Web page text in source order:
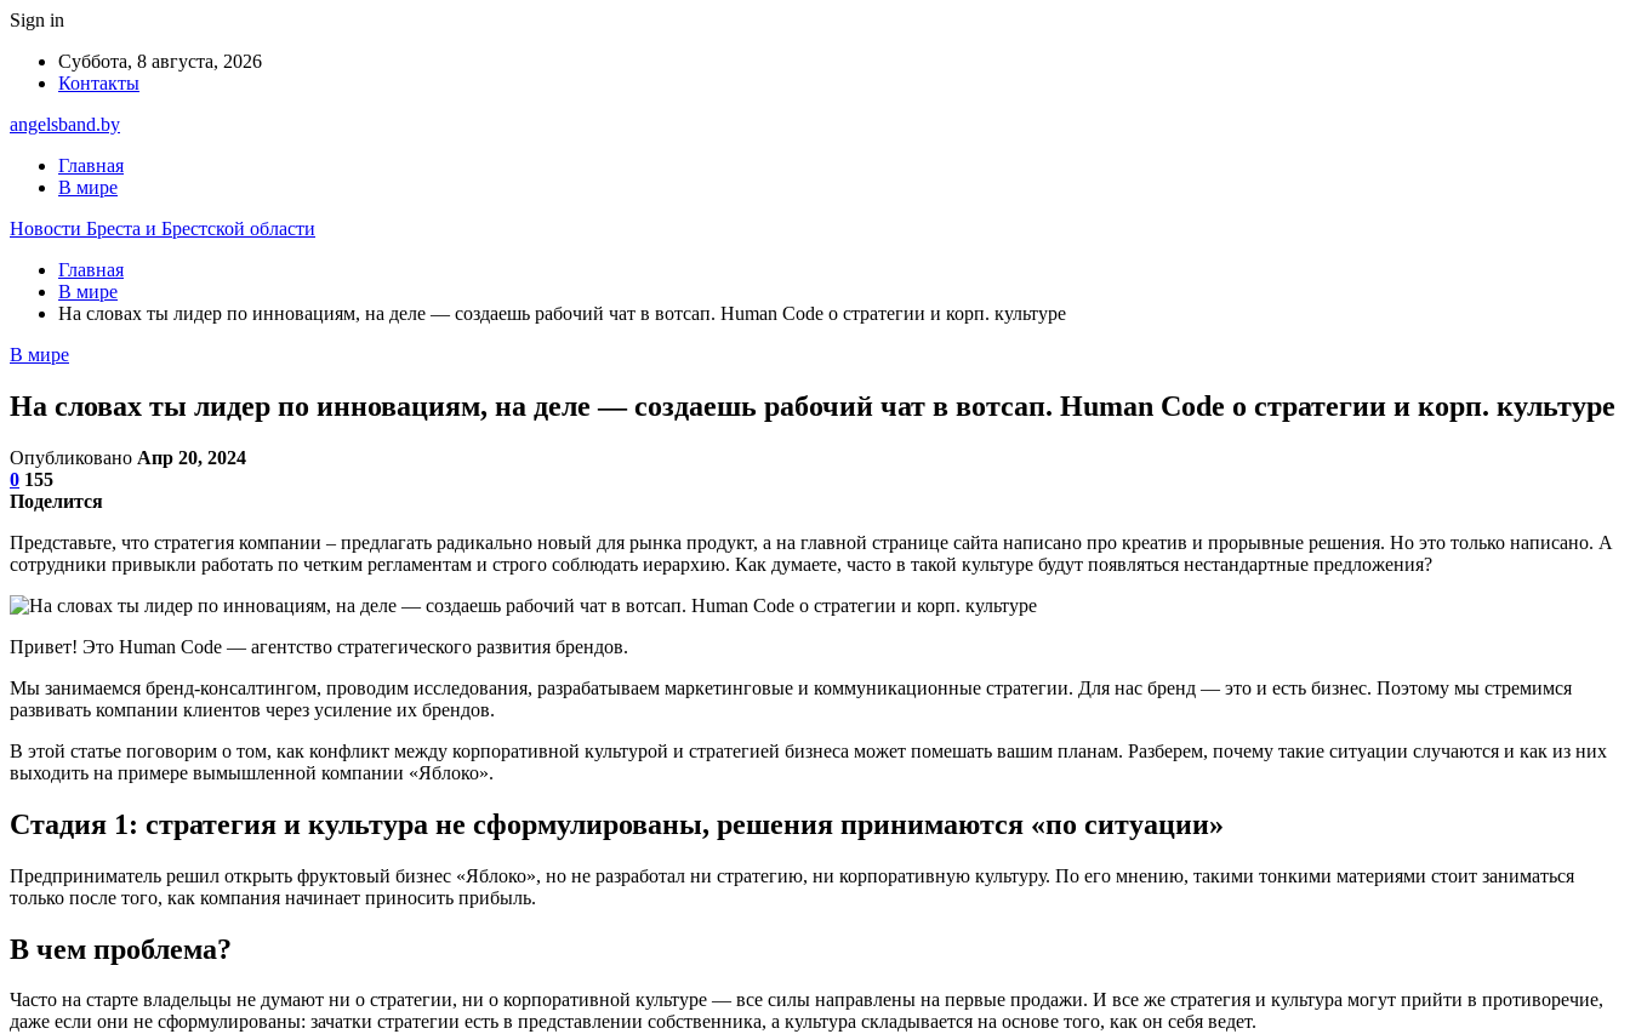
Sign in
Суббота, 8 августа, 2026
Контакты
angelsband.by
Главная
В мире
Новости Бреста и Брестской области
Главная
В мире
На словах ты лидер по инновациям, на деле — создаешь рабочий чат в вотсап. Human Code о стратегии и корп. культуре
В мире
На словах ты лидер по инновациям, на деле — создаешь рабочий чат в вотсап. Human Code о стратегии и корп. культуре
Опубликовано Апр 20, 2024
0 155
Поделится
Представьте, что стратегия компании – предлагать радикально новый для рынка продукт, а на главной странице сайта написано про креатив и прорывные решения. Но это только написано. А
сотрудники привыкли работать по четким регламентам и строго соблюдать иерархию. Как думаете, часто в такой культуре будут появляться нестандартные предложения?
Привет! Это Human Code — агентство стратегического развития брендов.
Мы занимаемся бренд-консалтингом, проводим исследования, разрабатываем маркетинговые и коммуникационные стратегии. Для нас бренд — это и есть бизнес. Поэтому мы стремимся
развивать компании клиентов через усиление их брендов.
В этой статье поговорим о том, как конфликт между корпоративной культурой и стратегией бизнеса может помешать вашим планам. Разберем, почему такие ситуации случаются и как из них
выходить на примере вымышленной компании «Яблоко».
Стадия 1: стратегия и культура не сформулированы, решения принимаются «‎по ситуации»
Предприниматель решил открыть фруктовый бизнес «Яблоко», но не разработал ни стратегию, ни корпоративную культуру. По его мнению, такими тонкими материями стоит заниматься
только после того, как компания начинает приносить прибыль.
В чем проблема?
Часто на старте владельцы не думают ни о стратегии, ни о корпоративной культуре — все силы направлены на первые продажи. И все же стратегия и культура могут прийти в противоречие,
даже если они не сформулированы: зачатки стратегии есть в представлении собственника, а культура складывается на основе того, как он себя ведет.